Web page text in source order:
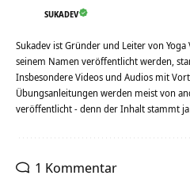
SUKADEV
Sukadev ist Gründer und Leiter von
seinem Namen veröffentlicht werden,
Insbesondere Videos und Audios mit
Übungsanleitungen werden meist von
veröffentlicht - denn der Inhalt stammt
1 Kommentar